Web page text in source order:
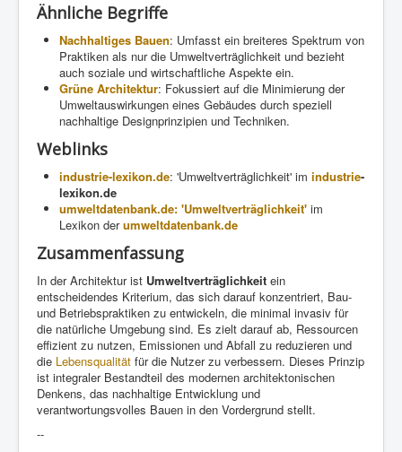
Ähnliche Begriffe
Nachhaltiges Bauen: Umfasst ein breiteres Spektrum von
Praktiken als nur die Umweltverträglichkeit und bezieht
auch soziale und wirtschaftliche Aspekte ein.
Grüne Architektur: Fokussiert auf die Minimierung der
Umweltauswirkungen eines Gebäudes durch speziell
nachhaltige Designprinzipien und Techniken.
Weblinks
industrie-lexikon.de: 'Umweltverträglichkeit' im industrie-
lexikon.de
umweltdatenbank.de: 'Umweltverträglichkeit' im
Lexikon derumweltdatenbank.de
Zusammenfassung
In der Architektur ist Umweltverträglichkeit ein
entscheidendes Kriterium, das sich darauf konzentriert, Bau-
und Betriebspraktiken zu entwickeln, die minimal invasiv für
die natürliche Umgebung sind. Es zielt darauf ab, Ressourcen
effizient zu nutzen, Emissionen und Abfall zu reduzieren und
die Lebensqualität für die Nutzer zu verbessern. Dieses Prinzip
ist integraler Bestandteil des modernen architektonischen
Denkens, das nachhaltige Entwicklung und
verantwortungsvolles Bauen in den Vordergrund stellt.
--